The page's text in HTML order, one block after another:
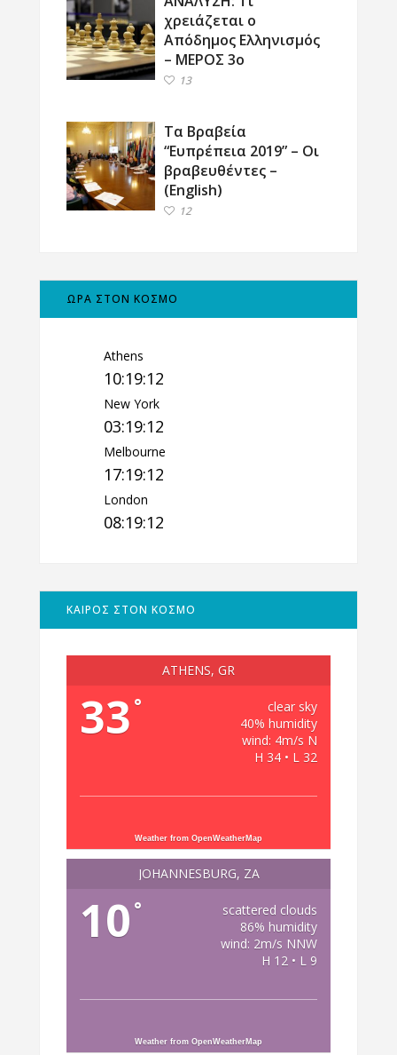
χρειάζεται ο
Απόδημος Ελληνισμός
– ΜΕΡΟΣ 3ο
13
Τα Βραβεία
“Ευπρέπεια 2019” – Οι
βραβευθέντες –
(English)
12
ΩΡΑ ΣΤΟΝ ΚΟΣΜΟ
Athens
10:19:13
New York
03:19:13
Melbourne
17:19:13
London
08:19:13
ΚΑΙΡΟΣ ΣΤΟΝ ΚΟΣΜΟ
ATHENS, GR
33 °
clear sky
40% humidity
wind: 4m/s N
H 34 • L 32
Weather from OpenWeatherMap
JOHANNESBURG, ZA
10 °
scattered clouds
86% humidity
wind: 2m/s NNW
H 12 • L 9
Weather from OpenWeatherMap